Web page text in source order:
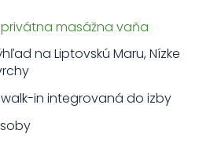
privátna masážna vaňa
na Liptovskú Maru, Nízke
in integrovaná do izby